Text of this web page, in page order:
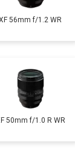
56mm f/1.2 WR
50mm f/1.0 R WR